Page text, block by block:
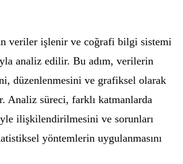
veriler işlenir ve coğrafi bilgi sistemi
analiz edilir. Bu adım, verilerin
düzenlenmesini ve grafiksel olarak
Analiz süreci, farklı katmanlarda
ilişkilendirilmesini ve sorunları
yöntemlerin uygulanmasını